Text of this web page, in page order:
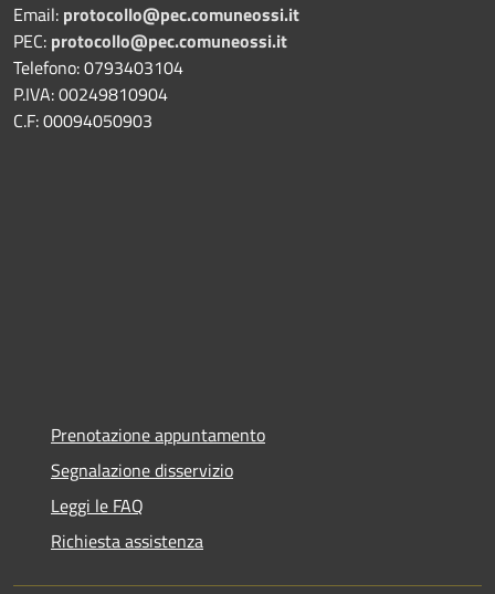
Email: protocollo@pec.comuneossi.it
PEC: protocollo@pec.comuneossi.it
Telefono: 0793403104
P.IVA: 00249810904
C.F: 00094050903
Prenotazione appuntamento
Segnalazione disservizio
Leggi le FAQ
Richiesta assistenza